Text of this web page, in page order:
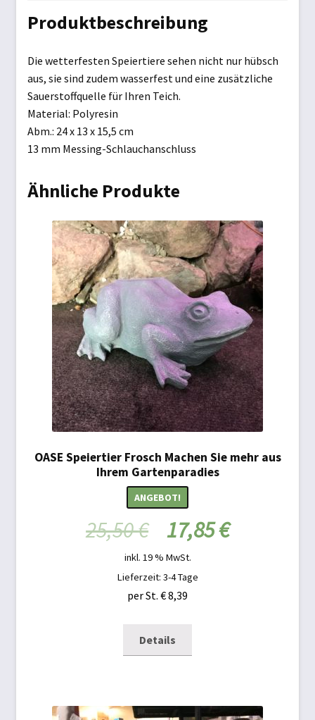
Produktbeschreibung
Die wetterfesten Speiertiere sehen nicht nur hübsch
aus, sie sind zudem wasserfest und eine zusätzliche
Sauerstoffquelle für Ihren Teich.
Material: Polyresin
Abm.: 24 x 13 x 15,5 cm
13 mm Messing-Schlauchanschluss
Ähnliche Produkte
OASE Speiertier Frosch Machen Sie mehr aus
Ihrem Gartenparadies
ANGEBOT!
25,50€ 17,85€
inkl. 19 % MwSt.
Lieferzeit: 3-4 Tage
per St. € 8,39
Details